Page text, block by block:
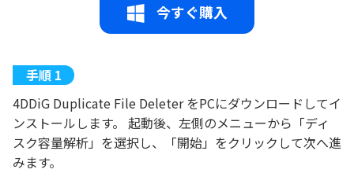
今すぐ購入
4DDiG Duplicate File Deleter をPCにダウンロードしてイ
ンストールします。 起動後、左側のメニューから「ディ
スク容量解析」を選択し、「開始」をクリックして次へ進
みます。